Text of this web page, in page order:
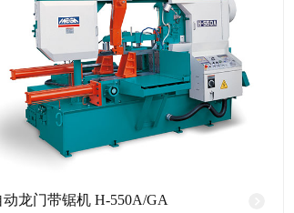
动龙门带锯机 H-550A/GA